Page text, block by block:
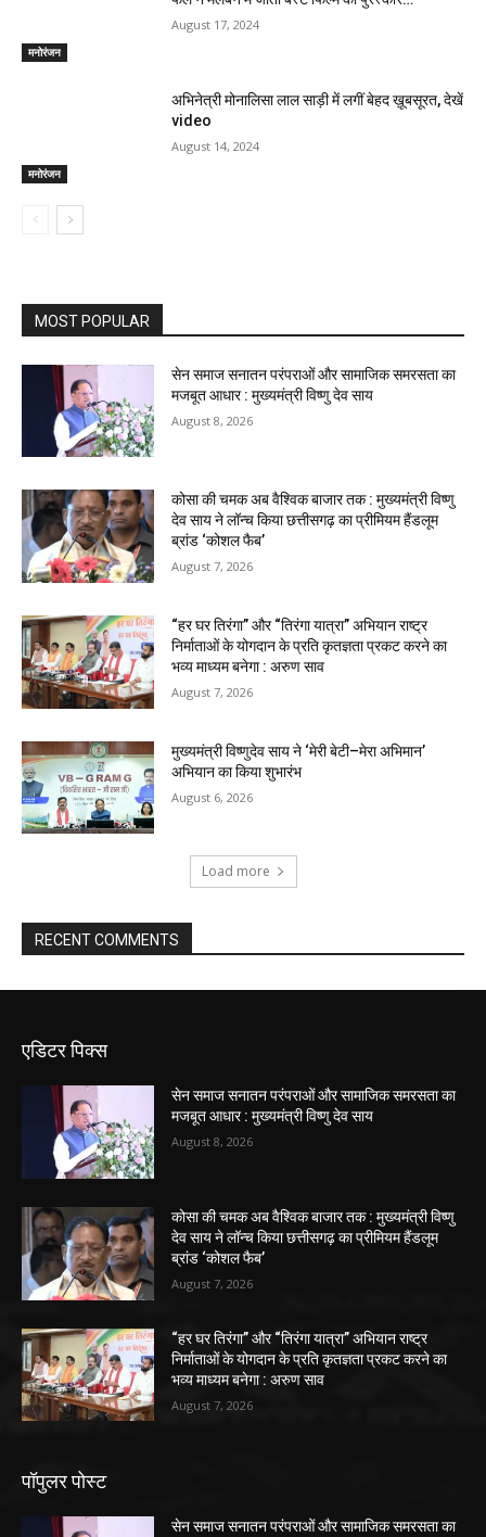
मनोरंजन
August 17, 2024
मनोरंजन
अभिनेत्री मोनालिसा लाल साड़ी में लगीं बेहद ख़ूबसूरत, देखें
video
August 14, 2024
MOST POPULAR
सेन समाज सनातन परंपराओं और सामाजिक समरसता का
मजबूत आधार : मुख्यमंत्री विष्णु देव साय
August 8, 2026
कोसा की चमक अब वैश्विक बाजार तक : मुख्यमंत्री विष्णु
देव साय ने लॉन्च किया छत्तीसगढ़ का प्रीमियम हैंडलूम
ब्रांड ‘कोशल फैब’
August 7, 2026
“हर घर तिरंगा” और “तिरंगा यात्रा” अभियान राष्ट्र
निर्माताओं के योगदान के प्रति कृतज्ञता प्रकट करने का
भव्य माध्यम बनेगा : अरुण साव
August 7, 2026
मुख्यमंत्री विष्णुदेव साय ने ‘मेरी बेटी–मेरा अभिमान’
अभियान का किया शुभारंभ
August 6, 2026
Load more
RECENT COMMENTS
एडिटर पिक्स
सेन समाज सनातन परंपराओं और सामाजिक समरसता का
मजबूत आधार : मुख्यमंत्री विष्णु देव साय
August 8, 2026
कोसा की चमक अब वैश्विक बाजार तक : मुख्यमंत्री विष्णु
देव साय ने लॉन्च किया छत्तीसगढ़ का प्रीमियम हैंडलूम
ब्रांड ‘कोशल फैब’
August 7, 2026
“हर घर तिरंगा” और “तिरंगा यात्रा” अभियान राष्ट्र
निर्माताओं के योगदान के प्रति कृतज्ञता प्रकट करने का
भव्य माध्यम बनेगा : अरुण साव
August 7, 2026
पॉपुलर पोस्ट
सेन समाज सनातन परंपराओं और सामाजिक समरसता का